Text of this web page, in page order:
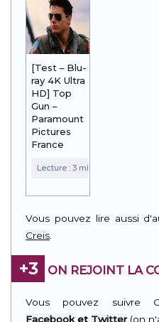
[Test – Blu-
ray 4K Ultra
HD] Top
Gun –
Paramount
Pictures
France
Vous pouvez lire aussi
Creis
+3 ON REJOINT LA
Vous pouvez suivre
Facebooket Twitter(on